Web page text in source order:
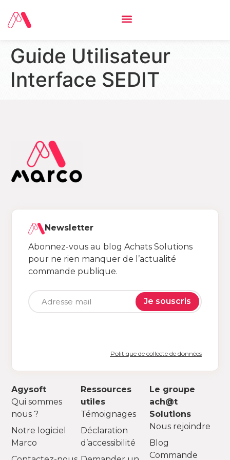
Guide Utilisateur
Interface SEDIT
Agysoft
Qui sommes
nous ?
Notre logiciel
Marco
Ressources
utiles
Témoignages
Déclaration
d’accessibilité
Le groupe
ach@t
Solutions
Nous rejoindre
Blog
Commande
Newsletter
Abonnez-vous au blog Achats Solutions
pour ne rien manquer de l’actualité
commande publique.
Je souscris
Politique de collecte de données